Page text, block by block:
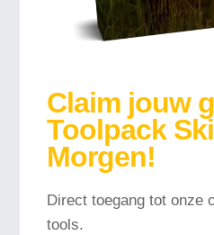
Claim jouw
Toolpack
Morgen!
Direct toegang tot onze
tools.